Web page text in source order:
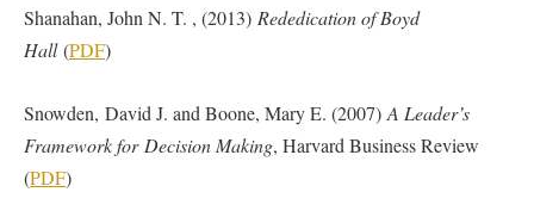
Shanahan, John N. T. , (2013) Rededication of Boyd
Hall(PDF)
Snowden, David J. and Boone, Mary E. (2007) A Leader’s
Framework for Decision Making, Harvard Business Review
(PDF)